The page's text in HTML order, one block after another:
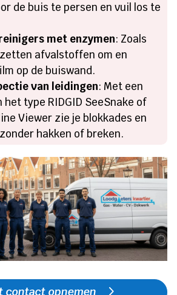
de buis te persen en vuil los te
met enzymen: Zoals
afvalstoffen om en
op de buiswand.
van leidingen: Met een
type RIDGID SeeSnake of
Viewer zie je blokkades en
hakken of breken.
contact opnemen